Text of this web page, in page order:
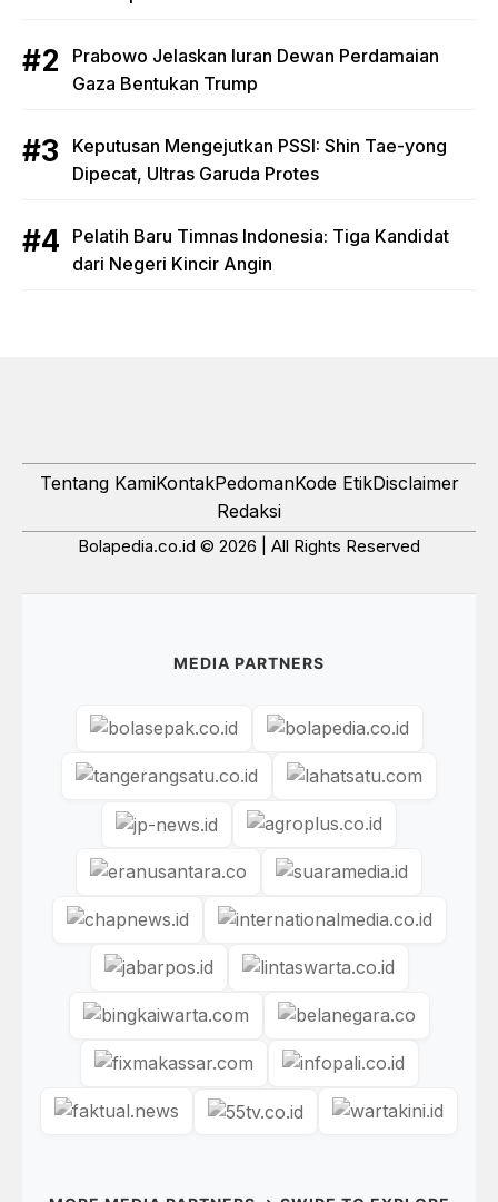
Prabowo Jelaskan Iuran Dewan Perdamaian
Gaza Bentukan Trump
Keputusan Mengejutkan PSSI: Shin Tae-yong
Dipecat, Ultras Garuda Protes
Pelatih Baru Timnas Indonesia: Tiga Kandidat
dari Negeri Kincir Angin
Tentang KamiKontakPedomanKode EtikDisclaimer
Redaksi
Bolapedia.co.id © 2026 | All Rights Reserved
MEDIA PARTNERS